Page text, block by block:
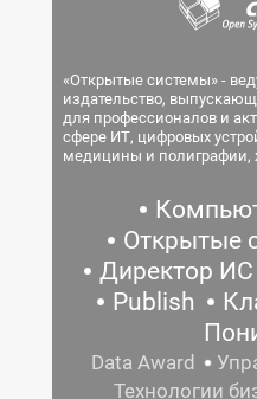
«Открытые системы» -
издательство,
для профессионалов и
сфере ИТ, цифровых
медицины и полиграфии,
Открытые
Директор ИС
Publish
Data Award
Технологии